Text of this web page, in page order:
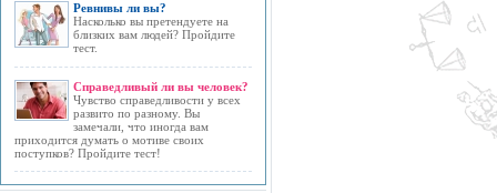
Ревнивы ли вы?
Насколько вы претендуете на
близких вам людей? Пройдите
тест.
Справедливый ли вы человек?
Чувство справедливости у всех
развито по разному. Вы
замечали, что иногда вам
приходится думать о мотиве своих
поступков? Пройдите тест!